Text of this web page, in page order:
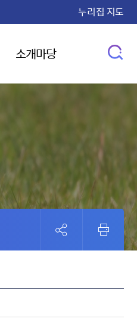
누리집 지도
소개마당